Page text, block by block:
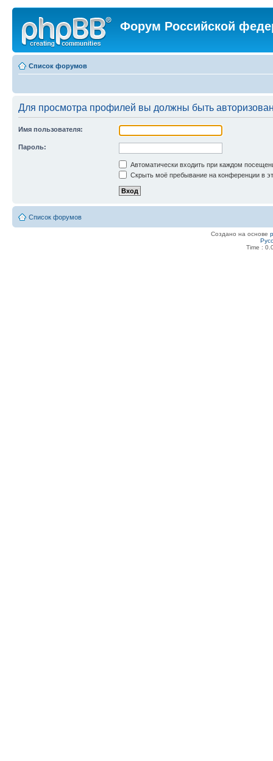
Форум Российской
Список форумов
Для просмотра профилей вы должны быть
Имя пользователя:
Пароль:
Автоматически входить при каждом
Скрыть моё пребывание на конференции в
Список форумов
Создано на основе
Time :